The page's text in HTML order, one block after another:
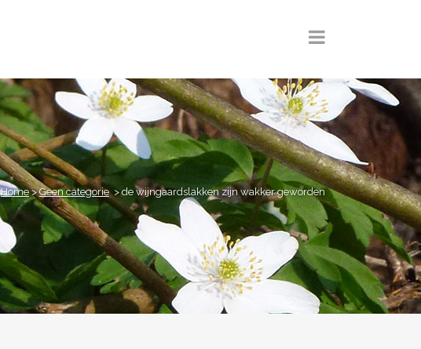
Home>Geen categorie >de wijngaardslakken zijn wakker geworden